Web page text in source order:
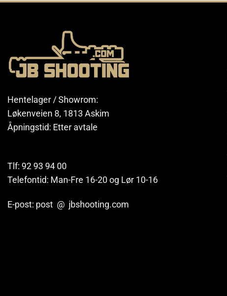
Hentelager / Showrom:
Løkenveien 8, 1813 Askim
Åpningstid: Etter avtale
Tlf: 92 93 94 00
Telefontid: Man-Fre 16-20 og Lør 10-16
E-post: post @ jbshooting.com